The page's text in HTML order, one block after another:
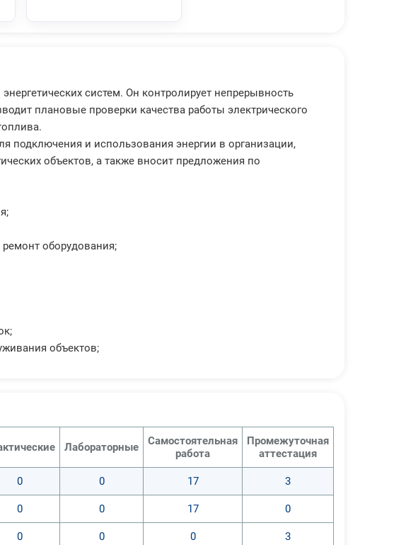
систем. Он контролирует непрерывность
плановые проверки качества работы электрического
подключения и использования энергии в организации,
объектов, а также вносит предложения по
оборудования;
объектов;
Лабораторные
Самостоятельная
работа
Промежуточная
аттестация
0 0 17 3
0 0 17 0
0 0 0 3